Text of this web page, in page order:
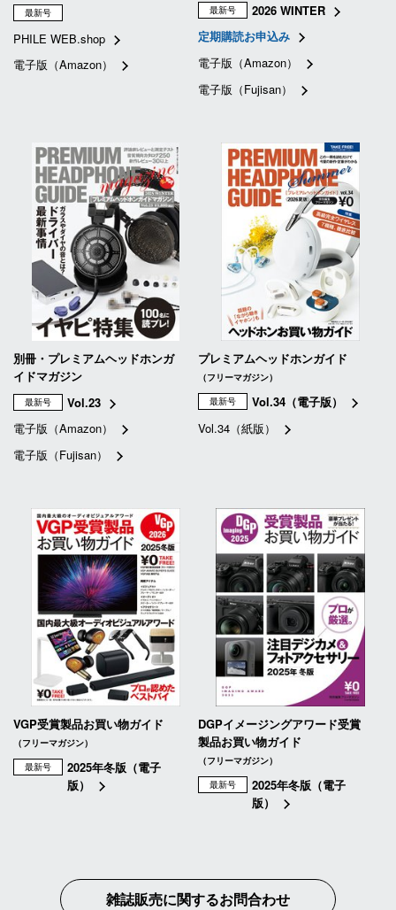
最新号
PHILE WEB.shop
電子版（Amazon）
最新号
2026 WINTER
定期購読お申込み
電子版（Amazon）
電子版（Fujisan）
別冊・プレミアムヘッドホンガ
イドマガジン
最新号
Vol.23
電子版（Amazon）
電子版（Fujisan）
プレミアムヘッドホンガイド
（フリーマガジン）
最新号
Vol.34（電子版）
Vol.34（紙版）
VGP受賞製品お買い物ガイド
（フリーマガジン）
最新号
2025年冬版（電子
版）
DGPイメージングアワード受賞
製品お買い物ガイド
（フリーマガジン）
最新号
2025年冬版（電子
版）
雑誌販売に関するお問合わせ